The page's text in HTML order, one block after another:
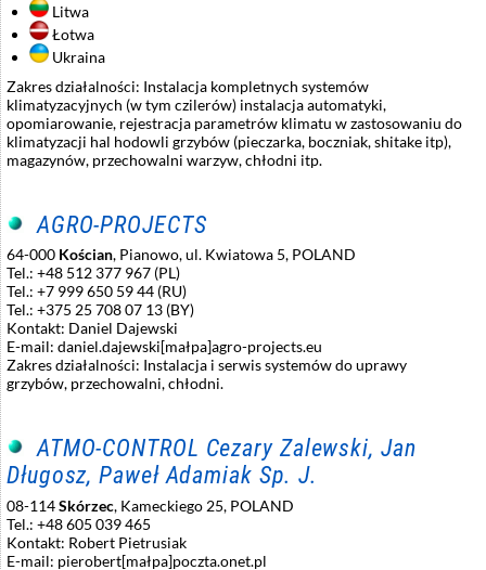
Litwa
Łotwa
Ukraina
Zakres działalności: Instalacja kompletnych systemów
klimatyzacyjnych (w tym czilerów) instalacja automatyki,
opomiarowanie, rejestracja parametrów klimatu w zastosowaniu do
klimatyzacji hal hodowli grzybów (pieczarka, boczniak, shitake itp),
magazynów, przechowalni warzyw, chłodni itp.
AGRO-PROJECTS
64-000 Kościan, Pianowo, ul. Kwiatowa 5, POLAND
Tel.: +48 512 377 967 (PL)
Tel.: +7 999 650 59 44 (RU)
Tel.: +375 25 708 07 13 (BY)
Kontakt: Daniel Dajewski
E-mail: daniel.dajewski[małpa]agro-projects.eu
Zakres działalności: Instalacja i serwis systemów do uprawy
grzybów, przechowalni, chłodni.
ATMO-CONTROL Cezary Zalewski, Jan
Długosz, Paweł Adamiak Sp. J.
08-114Skórzec, Kameckiego 25, POLAND
Tel.: +48 605 039 465
Kontakt: Robert Pietrusiak
E-mail: pierobert[małpa]poczta.onet.pl